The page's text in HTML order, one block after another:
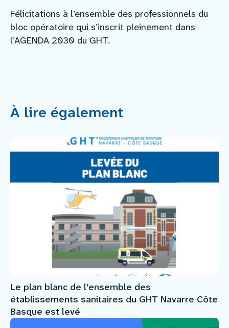
Félicitations à l’ensemble des professionnels du
bloc opératoire qui s’inscrit pleinement dans
l’AGENDA 2030 du GHT.
À lire également
Le plan blanc de l’ensemble des
établissements sanitaires du GHT Navarre Côte
Basque est levé